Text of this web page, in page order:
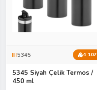
5345 4.107
5345 Siyah Çelik Termos /
450 ml